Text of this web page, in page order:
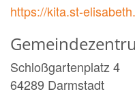
https://kita.st-
Schloßgartenplatz 4
64289 Darmstadt